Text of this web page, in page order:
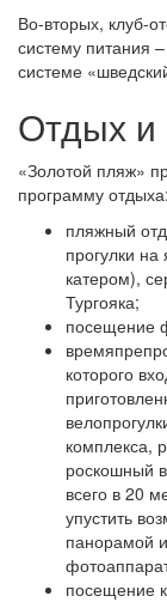
Во-вторых, клуб-
систему питания
системе
Отдых и
«Золотой пляж»
программу отдыха:
пляжный
прогулки на
катером),
Тургояка;
посещение
которого
комплекса,
роскошный
всего в 20
упустить
панорамой
посещение